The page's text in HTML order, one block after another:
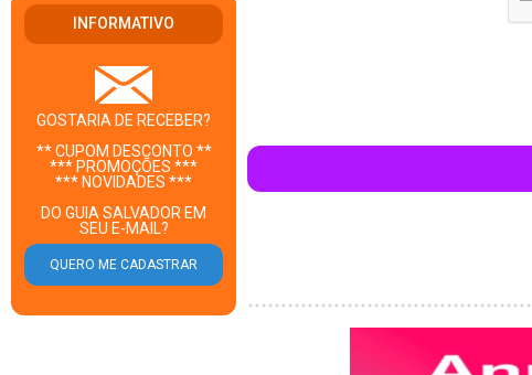
INFORMATIVO
GOSTARIA DE RECEBER?
** CUPOM DESCONTO **
*** PROMOÇÕES ***
*** NOVIDADES ***
DO GUIA SALVADOR EM
SEU E-MAIL?